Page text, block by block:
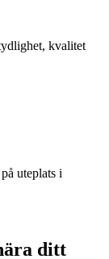
kvalitet
uteplats i
ditt